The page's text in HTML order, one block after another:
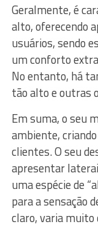
Geralmente, é
alto, oferecendo
usuários, sendo
um conforto
No entanto, há
tão alto e outras
Em suma, o seu
ambiente,
clientes. O seu
apresentar
uma espécie de
para a sensação
claro, varia muito